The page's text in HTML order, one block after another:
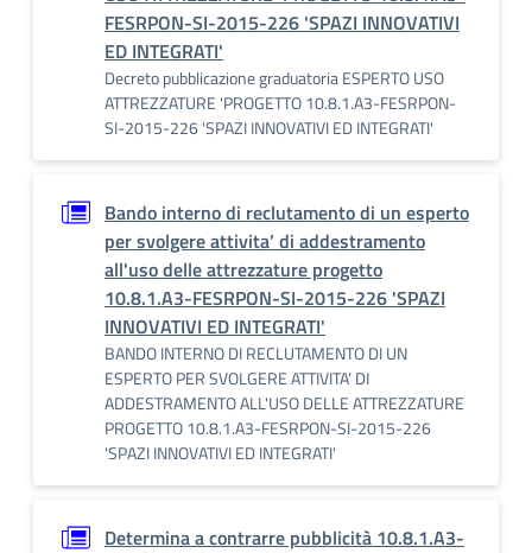
FESRPON-SI-2015-226 'SPAZI INNOVATIVI
ED INTEGRATI'
Decreto pubblicazione graduatoria ESPERTO USO
ATTREZZATURE 'PROGETTO 10.8.1.A3-FESRPON-
SI-2015-226 'SPAZI INNOVATIVI ED INTEGRATI'
Bando interno di reclutamento di un esperto
per svolgere attivita’ di addestramento
all'uso delle attrezzature progetto
10.8.1.A3-FESRPON-SI-2015-226 'SPAZI
INNOVATIVI ED INTEGRATI'
BANDO INTERNO DI RECLUTAMENTO DI UN
ESPERTO PER SVOLGERE ATTIVITA’ DI
ADDESTRAMENTO ALL'USO DELLE ATTREZZATURE
PROGETTO 10.8.1.A3-FESRPON-SI-2015-226
'SPAZI INNOVATIVI ED INTEGRATI'
Determina a contrarre pubblicità 10.8.1.A3-